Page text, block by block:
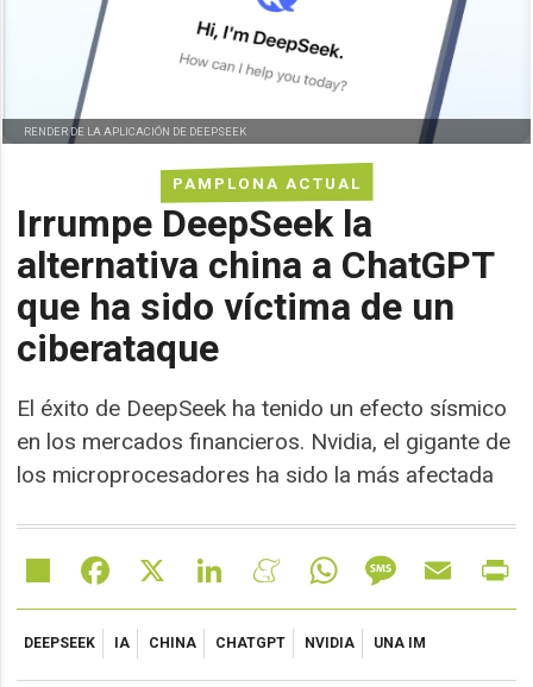
PAMPLONA ACTUAL
Irrumpe DeepSeek la
alternativa china a ChatGPT
que ha sido víctima de un
ciberataque
El éxito de DeepSeek ha tenido un efecto sísmico
en los mercados financieros. Nvidia, el gigante de
los microprocesadores ha sido la más afectada
RENDER DE LA APLICACIÓN DE DEEPSEEK
Share Facebook LinkedIn MeneameWhatsAppMessageEmail
DEEPSEEK IA CHINA CHATGPT NVIDIA UNA IM